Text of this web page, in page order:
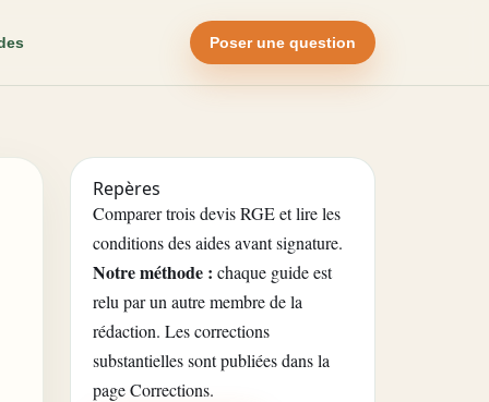
Poser une question
Repères
Comparer trois devis RGE et lire les
conditions des aides avant signature.
Notre méthode : chaque guide est
relu par un autre membre de la
rédaction. Les corrections
substantielles sont publiées dans la
page Corrections.